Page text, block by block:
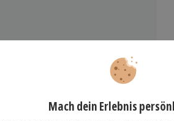
Whiskys aus aller
des Whiskys